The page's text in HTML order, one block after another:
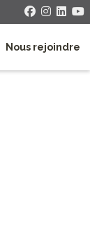
Nous rejoindre